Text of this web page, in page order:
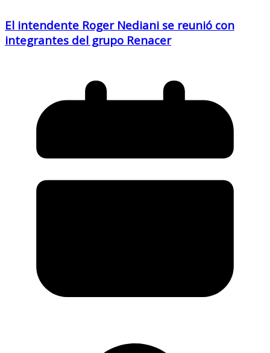
El intendente Roger Nediani se reunió con
integrantes del grupo Renacer